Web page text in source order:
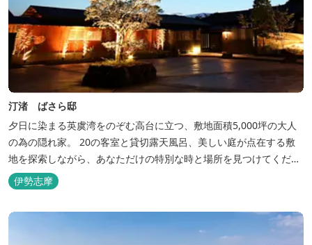
汀渚 ばさら邸
夕日に染まる英虞湾をのぞむ高台に立つ、敷地面積5,000坪の大人
の為の隠れ家。 20の客室と貸切露天風呂、美しい庭が点在する敷
地を探索しながら、あなただけの特別な時と場所を見つけてくださ
い。
伊勢志摩